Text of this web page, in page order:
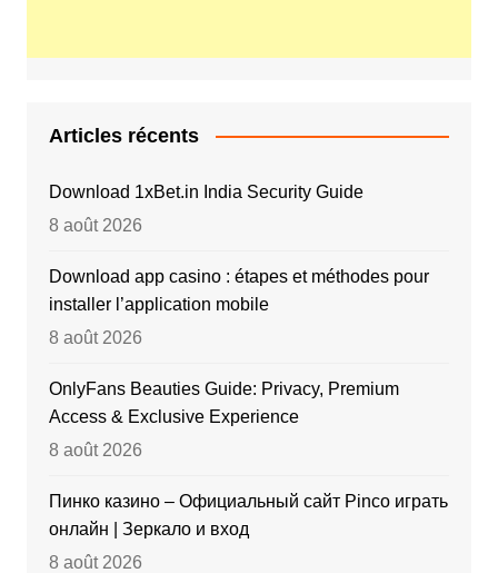
Articles récents
Download 1xBet.in India Security Guide
8 août 2026
Download app casino : étapes et méthodes pour
installer l’application mobile
8 août 2026
OnlyFans Beauties Guide: Privacy, Premium
Access & Exclusive Experience
8 août 2026
Пинко казино – Официальный сайт Pinco играть
онлайн | Зеркало и вход
8 août 2026